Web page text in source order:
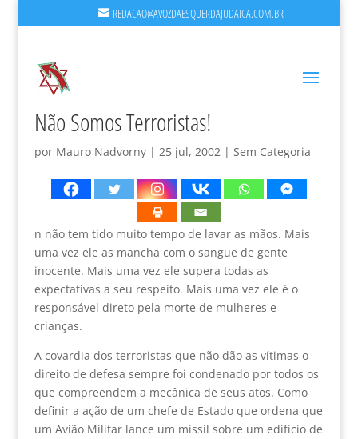
REDACAO@AVOZDAESQUERDAJUDAICA.COM.BR
Não Somos Terroristas!
por Mauro Nadvorny| 25 jul, 2002| Sem Categoria
n não tem tido muito tempo de lavar as mãos. Mais
uma vez ele as mancha com o sangue de gente
inocente. Mais uma vez ele supera todas as
expectativas a seu respeito. Mais uma vez ele é o
responsável direto pela morte de mulheres e
crianças.
A covardia dos terroristas que não dão as vítimas o
direito de defesa sempre foi condenado por todos os
que compreendem a mecânica de seus atos. Como
definir a ação de um chefe de Estado que ordena que
um Avião Militar lance um míssil sobre um edifício de